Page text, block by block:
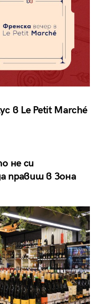
в Le Petit Marché
не си
правиш в Зона